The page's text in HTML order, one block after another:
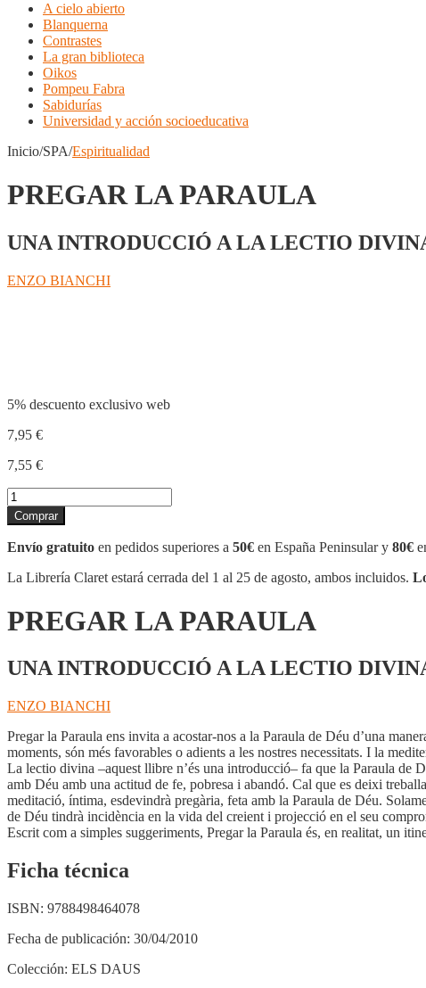
A cielo abierto
Blanquerna
Contrastes
La gran biblioteca
Oikos
Pompeu Fabra
Sabidurías
Universidad y acción socioeducativa
Inicio/SPA/Espiritualidad
PREGAR LA PARAULA
UNA INTRODUCCIÓ A LA LECTIO
ENZO BIANCHI
5% descuento exclusivo web
7,95 €
7,55 €
PREGAR
LA
PARAULA
cantidad
Comprar
Envío gratuito en pedidos superiores a 50€ en España Peninsular y 80€
La Librería Claret estará cerrada del 1 al 25 de agosto, ambos incluidos.
PREGAR LA PARAULA
UNA INTRODUCCIÓ A LA LECTIO
ENZO BIANCHI
Pregar la Paraula ens invita a acostar-nos a la Paraula de Déu d’una
moments, són més favorables o adients a les nostres necessitats. I la
La lectio divina –aquest llibre n’és una introducció– fa que la Paraula de
amb Déu amb una actitud de fe, pobresa i abandó. Cal que es deixi
meditació, íntima, esdevindrà pregària, feta amb la Paraula de Déu.
de Déu tindrà incidència en la vida del creient i projecció en el seu
Escrit com a simples suggeriments, Pregar la Paraula és, en realitat, un
Ficha técnica
ISBN: 9788498464078
Fecha de publicación: 30/04/2010
Colección: ELS DAUS